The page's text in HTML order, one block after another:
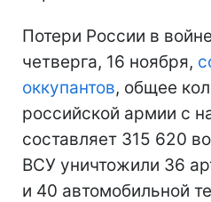
Потери России в
четверга, 16 ноября,
оккупантов, общее
российской армии с
составляет 315 620
ВСУ уничтожили 36
и 40 автомобильной